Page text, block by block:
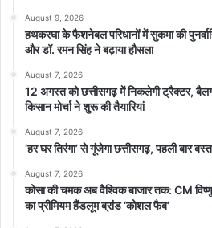
August 9, 2026
हथकरघा के फैशनेबल परिधानों में सुकमा की
और डॉ. रमन सिंह ने बढ़ाया हौसला
August 7, 2026
12 अगस्त को छत्तीसगढ़ में निकलेगी ट्रैक्टर,
किसान मोर्चा ने शुरू की तैयारियां
August 7, 2026
‘हर घर तिरंगा’ से गूंजेगा छत्तीसगढ़, पहली बार
August 7, 2026
कोसा की चमक अब वैश्विक बाजार तक: CM
का प्रीमियम हैंडलूम ब्रांड ‘कोशल फैब’